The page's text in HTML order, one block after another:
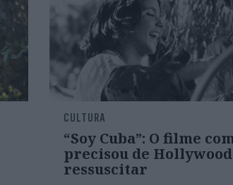
CULTURA
“Soy Cuba”: O filme
precisou de
ressuscitar